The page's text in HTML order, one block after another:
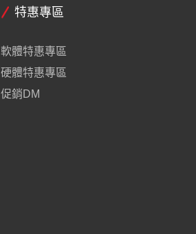
特惠專區
軟體特惠專區
硬體特惠專區
促銷DM